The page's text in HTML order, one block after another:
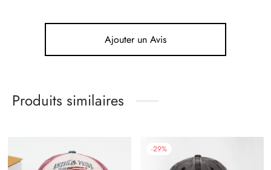
Ajouter un Avis
Produits similaires
-29%